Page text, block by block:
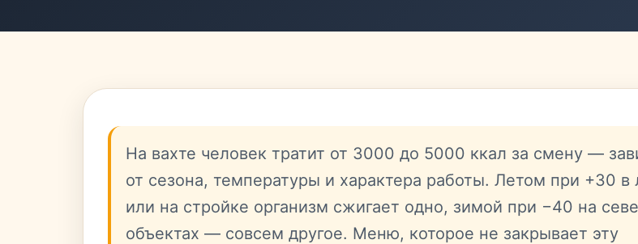
На вахте человек тратит от 3000 до 5000 ккал за смену —
от сезона, температуры и характера работы. Летом при +30 в
или на стройке организм сжигает одно, зимой при −40 на
объектах — совсем другое. Меню, которое не закрывает эту